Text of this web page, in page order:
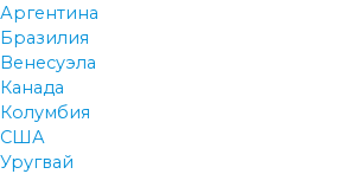
Аргентина
Бразилия
Венесуэла
Канада
Колумбия
США
Уругвай